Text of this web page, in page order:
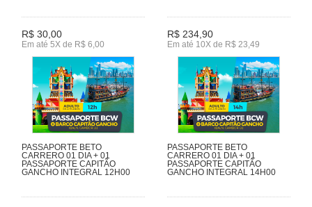
R$ 30,00
Em até 5X de R$ 6,00
R$ 234,90
Em até 10X de R$ 23,49
PASSAPORTE BETO
CARRERO 01 DIA + 01
PASSAPORTE CAPITÃO
GANCHO INTEGRAL 12H00
PASSAPORTE BETO
CARRERO 01 DIA + 01
PASSAPORTE CAPITÃO
GANCHO INTEGRAL 14H00